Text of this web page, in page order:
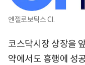
엔젤로보틱스 CI.
코스닥시장 상장을
약에서도 흥행에 성